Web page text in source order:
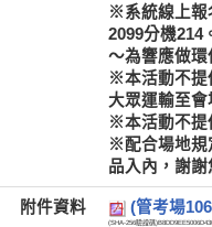
※系統線上報
2099分機214
～為響應做
※本活動不提
大眾運輸至會
※本活動不提
※配合場地規
品入內，謝謝
附件資料 (管考場
(SHA-256驗證碼)